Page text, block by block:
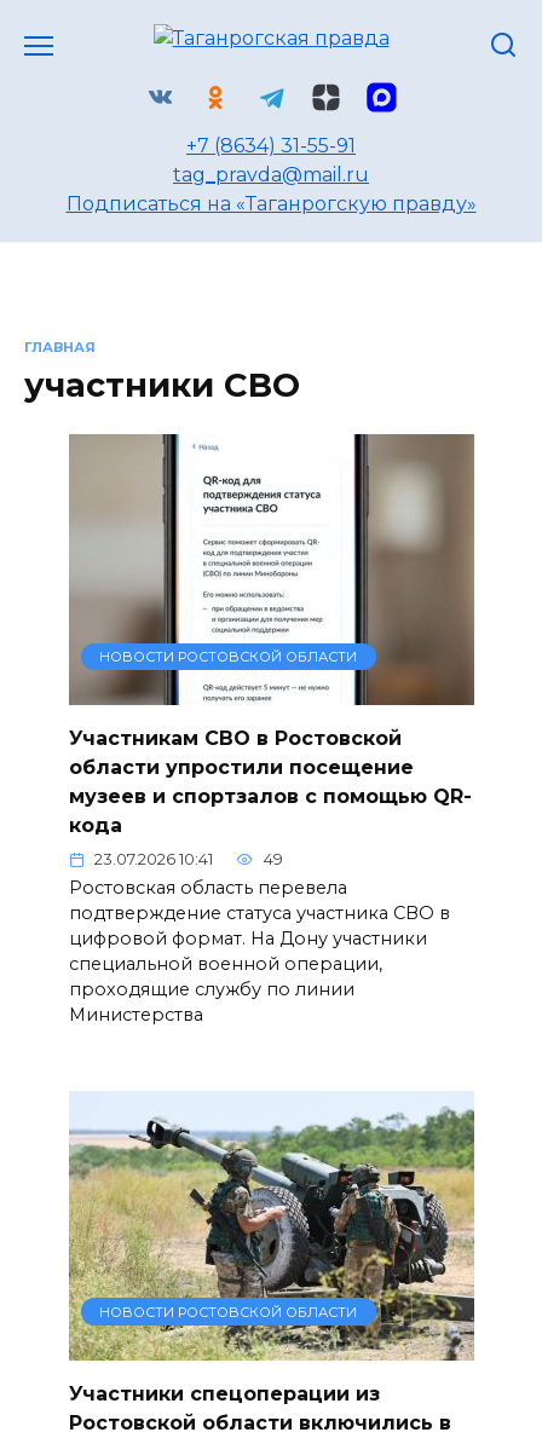
+7 (8634) 31-55-91
tag_pravda@mail.ru
Подписаться на «Таганрогскую правду»
ГЛАВНАЯ
участники СВО
НОВОСТИ РОСТОВСКОЙ ОБЛАСТИ
Участникам СВО в Ростовской
области упростили посещение
музеев и спортзалов с помощью QR-
кода
23.07.2026 10:41 49
Ростовская область перевела
подтверждение статуса участника СВО в
цифровой формат. На Дону участники
специальной военной операции,
проходящие службу по линии
Министерства
НОВОСТИ РОСТОВСКОЙ ОБЛАСТИ
Участники спецоперации из
Ростовской области включились в